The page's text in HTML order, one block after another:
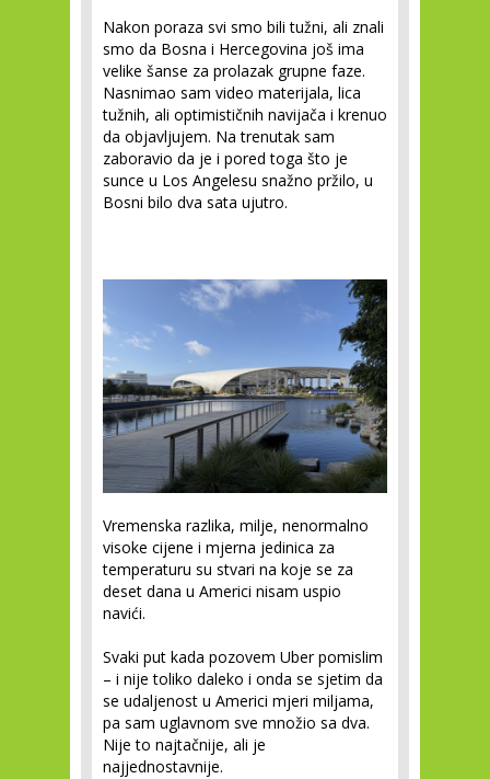
Nakon poraza svi smo bili tužni, ali znali
smo da Bosna i Hercegovina još ima
velike šanse za prolazak grupne faze.
Nasnimao sam video materijala, lica
tužnih, ali optimističnih navijača i krenuo
da objavljujem. Na trenutak sam
zaboravio da je i pored toga što je
sunce u Los Angelesu snažno pržilo, u
Bosni bilo dva sata ujutro.
Vremenska razlika, milje, nenormalno
visoke cijene i mjerna jedinica za
temperaturu su stvari na koje se za
deset dana u Americi nisam uspio
navići.
Svaki put kada pozovem Uber pomislim
– i nije toliko daleko i onda se sjetim da
se udaljenost u Americi mjeri miljama,
pa sam uglavnom sve množio sa dva.
Nije to najtačnije, ali je
najjednostavnije.